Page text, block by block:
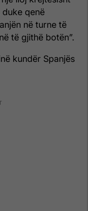
qenë
në turne të
të gjithë botën”.
kundër Spanjës